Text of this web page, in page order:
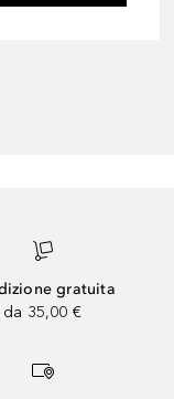
gratuita
da 35,00 €